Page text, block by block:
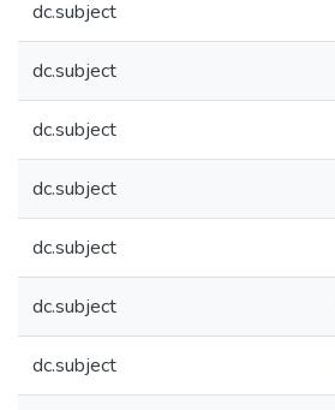
dc.subject
dc.subject
dc.subject
dc.subject
dc.subject
dc.subject
dc.subject